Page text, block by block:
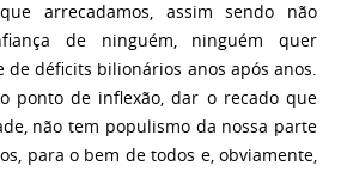
arrecadamos, assim sendo não
de ninguém, ninguém quer
de déficits bilionários anos após anos.
ponto de inflexão, dar o recado que
não tem populismo da nossa parte
para o bem de todos e, obviamente,